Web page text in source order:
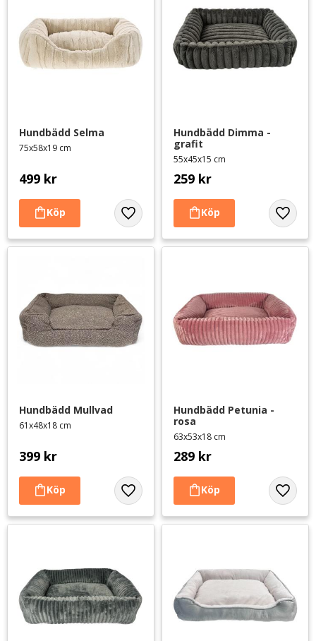
Hundbädd Selma
75x58x19 cm
499 kr
Lägg till i favoriter
Hundbädd Dimma -
grafit
55x45x15 cm
259 kr
Lägg
Hundbädd Mullvad
61x48x18 cm
399 kr
Lägg till i favoriter
Hundbädd Petunia -
rosa
63x53x18 cm
289 kr
Lägg